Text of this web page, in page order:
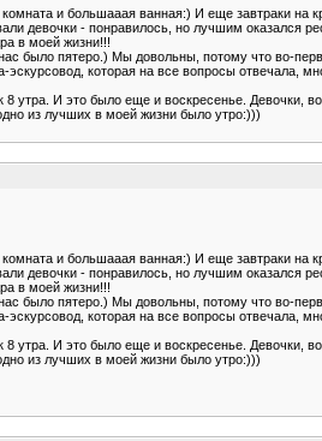
и большааая ванная:) И еще завтраки
девочки - понравилось, но лучшим оказался
в моей жизни!!!
было пятеро.) Мы довольны, потому что во-
которая на все вопросы отвечала,
утра. И это было еще и воскресенье. Девочки,
из лучших в моей жизни было утро:)))
и большааая ванная:) И еще завтраки
девочки - понравилось, но лучшим оказался
в моей жизни!!!
было пятеро.) Мы довольны, потому что во-
которая на все вопросы отвечала,
утра. И это было еще и воскресенье. Девочки,
из лучших в моей жизни было утро:)))